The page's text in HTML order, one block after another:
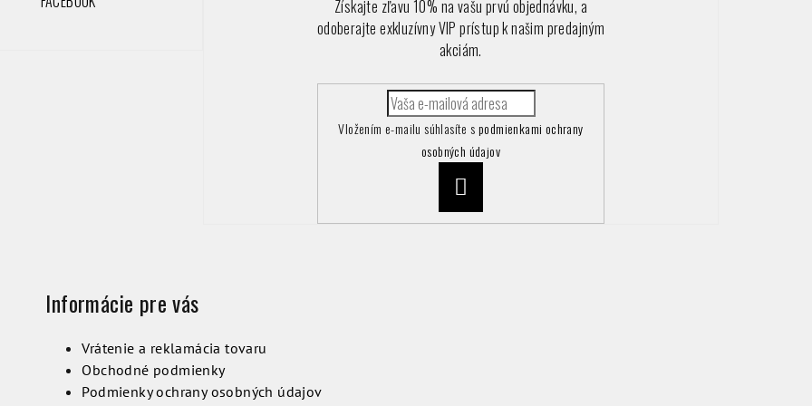
Získajte zľavu 10% na vašu prvú objednávku, a
odoberajte exkluzívny VIP prístup k našim predajným
akciám.
Vložením e-mailu súhlasíte spodmienkami ochrany
osobných údajov
Informácie pre vás
Vrátenie a reklamácia tovaru
Obchodné podmienky
Podmienky ochrany osobných údajov